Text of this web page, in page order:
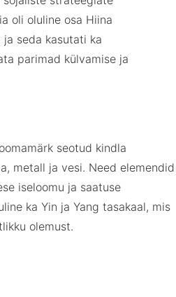
oli oluline osa Hiina
seda kasutati ka
parimad külvamise ja
seotud kindla
metall ja vesi. Need elemendid
iseloomu ja saatuse
ka Yin ja Yang tasakaal, mis
olemust.